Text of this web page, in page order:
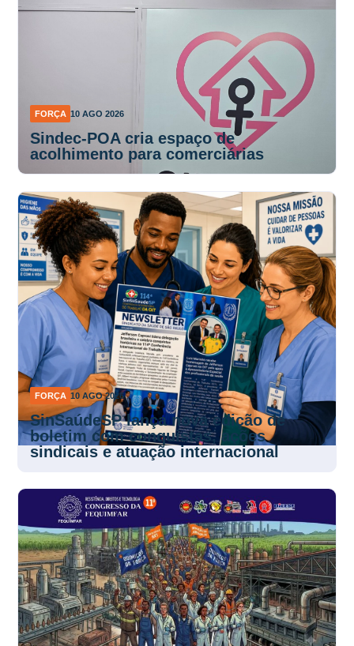
FORÇA 10 AGO 2026
Sindec-POA cria espaço de
acolhimento para comerciárias
FORÇA 10 AGO 2026
SinSaúdeSP lança nova edição de
boletim com conquistas, ações
sindicais e atuação internacional